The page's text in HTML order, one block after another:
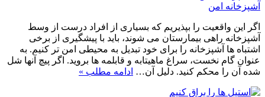
آشپزخانه امن
اگر این واقعیت را بپذیریم که بسیاری از افراد درست از وسط
آشپزخانه راهی بیمارستان می شوند، باید با پیشگیری از برخی
اشتباه ها آشپزخانه را برای خود تبدیل به محیطی امن تر کنیم. به
عنوان گام نخست، سراغ ماهیتابه و قابلمه ها بروید. اگر پیچ آنها شل
شده آن را محکم کنید. دلیل آن… ادامه مطلب »